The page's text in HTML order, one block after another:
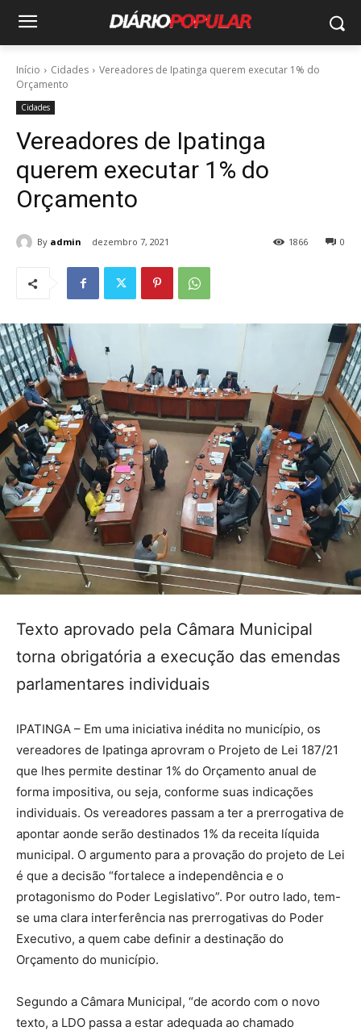
Início Cidades
Vereadores de Ipatinga querem executar 1% do
Orçamento
Cidades
Vereadores de Ipatinga
querem executar 1% do
Orçamento
By admin dezembro 7, 2021 0
1866
Texto aprovado pela Câmara Municipal
torna obrigatória a execução das emendas
parlamentares individuais
IPATINGA – Em uma iniciativa inédita no município, os
vereadores de Ipatinga aprovram o Projeto de Lei 187/21
que lhes permite destinar 1% do Orçamento anual de
forma impositiva, ou seja, conforme suas indicações
individuais. Os vereadores passam a ter a prerrogativa de
apontar aonde serão destinados 1% da receita líquida
municipal. O argumento para a provação do projeto de Lei
é que a decisão “fortalece a independência e o
protagonismo do Poder Legislativo”. Por outro lado, tem-
se uma clara interferência nas prerrogativas do Poder
Executivo, a quem cabe definir a destinação do
Orçamento do município.
Segundo a Câmara Municipal, “de acordo com o novo
texto, a LDO passa a estar adequada ao chamado